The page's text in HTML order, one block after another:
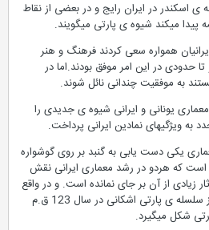
اسکندر در ایران رایج و در بعضی از نقاط
میکند شیوه ی پارتی میگویند.
همواره سعی کردند فرهنگ و هنر
حدودی در این امر موفق بودند.اما در
به موفقیت چندانی نائل شوند.
یونانی و ایرانی شیوه ی جدیدی را
ویژگیهای نمادین ایرانی پرداخت.
یکی دست یابی به گنبد بر روی گوشواره
که هردو در رشد معماری ایرانی نقش
زیادی از آن بر جای نمانده است. و در واقع
از زمان پادشاهی مهرداد دوم از سلسله ی پارتی اشکانی در سال 123 ق.م
شکل میگیرد.